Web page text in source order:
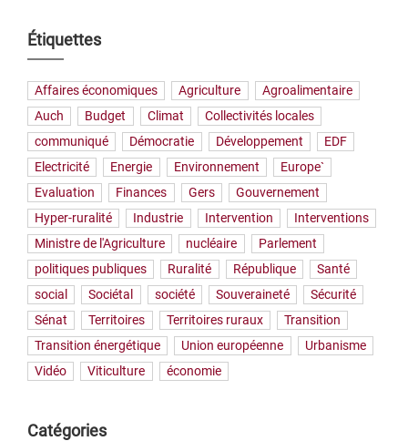
Étiquettes
Affaires économiques Agriculture
Agroalimentaire
Auch
Budget Climat
Collectivités locales
communiqué
Démocratie Développement
EDF
Electricité
Energie Environnement
Europe`
Evaluation
Finances Gers
Gouvernement
Hyper-ruralité
Industrie Intervention
Interventions
Ministre de l'Agriculture
nucléaire
Parlement
politiques publiques
Ruralité République
Santé
social
Sociétal société Souveraineté
Sécurité
Sénat
Territoires Territoires ruraux
Transition
Transition énergétique
Union européenne
Urbanisme
Vidéo
Viticulture économie
Catégories